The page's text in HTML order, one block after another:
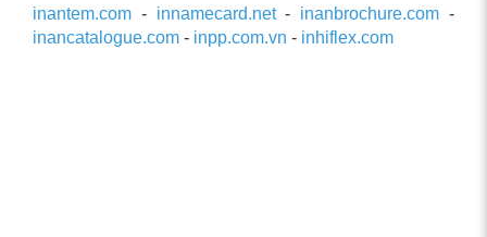
inantem.com - innamecard.net- inanbrochure.com -
inancatalogue.com - inpp.com.vn - inhiflex.com